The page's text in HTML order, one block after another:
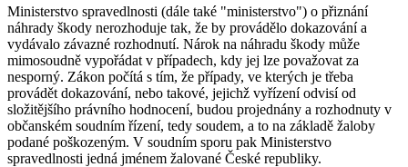
Ministerstvo spravedlnosti (dále také "ministerstvo") o přiznání
náhrady škody nerozhoduje tak, že by provádělo dokazování a
vydávalo závazné rozhodnutí. Nárok na náhradu škody může
mimosoudně vypořádat v případech, kdy jej lze považovat za
nesporný. Zákon počítá s tím, že případy, ve kterých je třeba
provádět dokazování, nebo takové, jejichž vyřízení odvisí od
složitějšího právního hodnocení, budou projednány a rozhodnuty v
občanském soudním řízení, tedy soudem, a to na základě žaloby
podané poškozeným. V soudním sporu pak Ministerstvo
spravedlnosti jedná jménem žalované České republiky.